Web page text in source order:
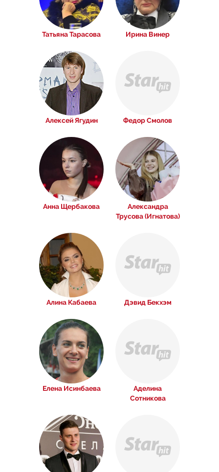
Татьяна Тарасова Ирина Винер
Алексей Ягудин Федор Смолов
Анна Щербакова
Александра
Трусова (Игнатова)
Алина Кабаева Дэвид Бекхэм
Елена Исинбаева
Аделина
Сотникова